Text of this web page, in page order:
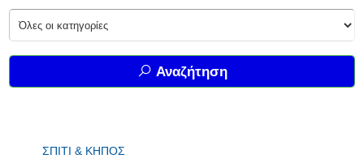
Αναζήτηση
ΣΠΙΤΙ & ΚΗΠΟΣ